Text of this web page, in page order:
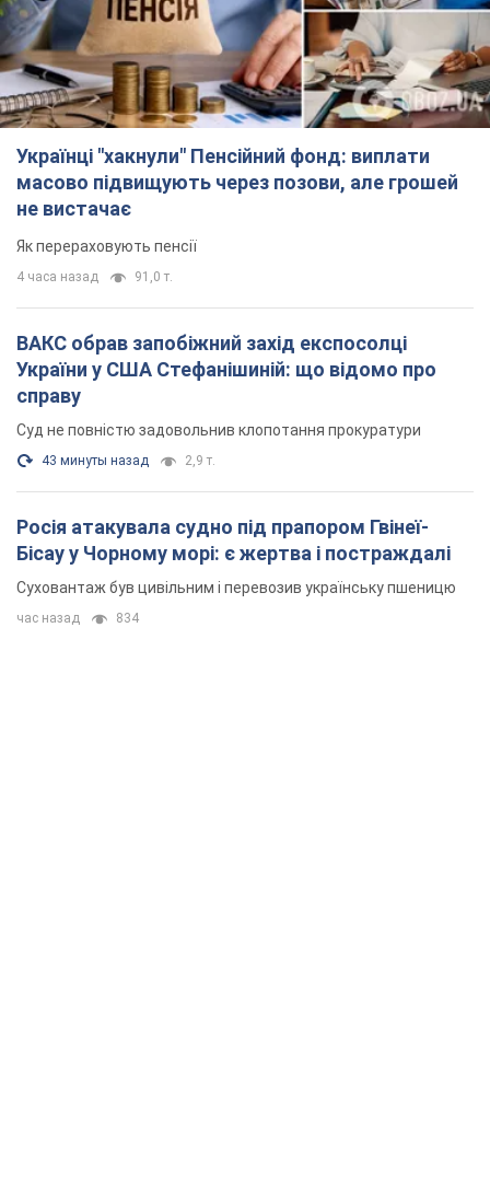
Українці "хакнули" Пенсійний фонд: виплати
масово підвищують через позови, але грошей
не вистачає
Як перераховують пенсії
4 часа назад 91,0 т.
ВАКС обрав запобіжний захід експосолці
України у США Стефанішиній: що відомо про
справу
Суд не повністю задовольнив клопотання прокуратури
43 минуты назад 2,9 т.
Росія атакувала судно під прапором Гвінеї-
Бісау у Чорному морі: є жертва і постраждалі
Суховантаж був цивільним і перевозив українську пшеницю
час назад 834